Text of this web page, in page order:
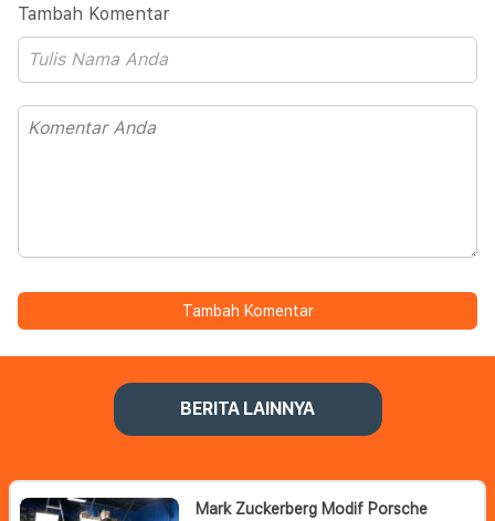
Tambah Komentar
Tambah Komentar
BERITA LAINNYA
Mark Zuckerberg Modif Porsche